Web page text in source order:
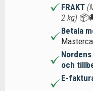
FRAKT
2 kg)
Betala
och
E-